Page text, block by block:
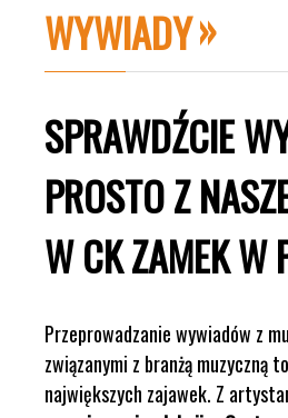
WYWIADY
SPRAWDŹCIE
PROSTO Z
W CK ZAMEK W
Przeprowadzanie wywiadów z
związanymi z branżą muzyczną
największych zajawek. Z